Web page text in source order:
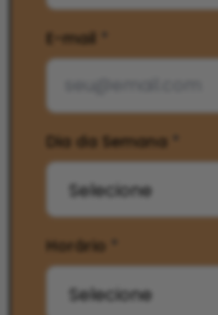
E-mail *
Dia da Semana *
Horário *